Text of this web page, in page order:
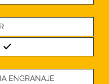
Standard
ENGRANAJE